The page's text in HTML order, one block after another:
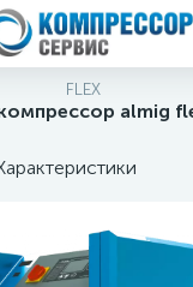
FLEX
almig